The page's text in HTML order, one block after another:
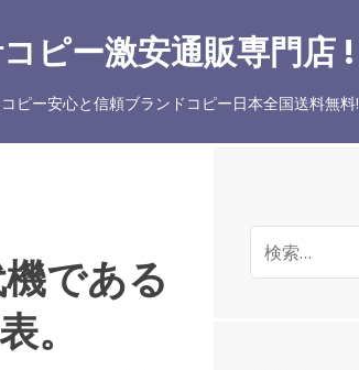
ピー激安通販専門店 !
ピー安心と信頼ブランドコピー日本全国送料無料!
である
。
検
索